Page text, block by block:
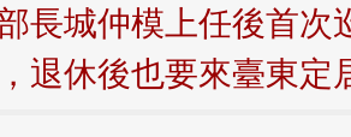
長城仲模上任後首次
退休後也要來臺東定